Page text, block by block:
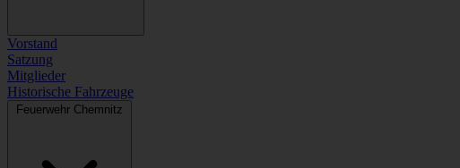
Vorstand
Satzung
Mitglieder
Historische Fahrzeuge
Feuerwehr Chemnitz